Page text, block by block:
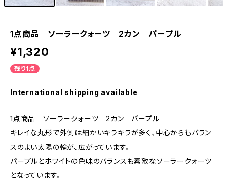
1点商品 ソーラークォーツ 2カン パープル
¥1,320
残り1点
International shipping available
1点商品 ソーラークォーツ 2カン パープル
キレイな丸形で外側は細かいキラキラが多く、中心からもバラン
スのよい太陽の輪が、広がっています。
パープルとホワイトの色味のバランスも素敵なソーラークォーツ
となっています。